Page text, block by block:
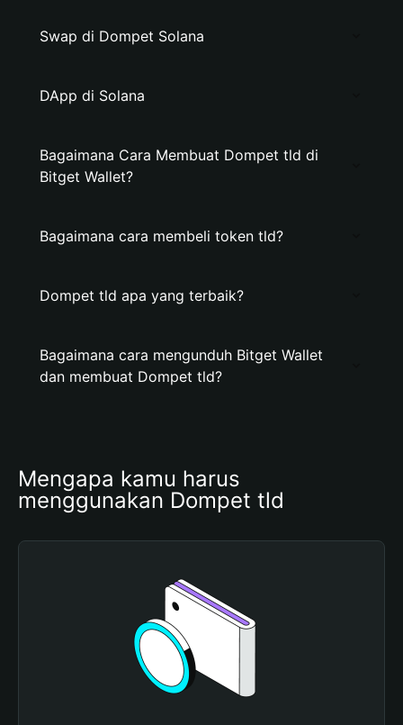
Swap di Dompet Solana
DApp di Solana
Bagaimana Cara Membuat Dompet tld di
Bitget Wallet?
Bagaimana cara membeli token tld?
Dompet tld apa yang terbaik?
Bagaimana cara mengunduh Bitget Wallet
dan membuat Dompet tld?
Mengapa kamu harus
menggunakan Dompet tld